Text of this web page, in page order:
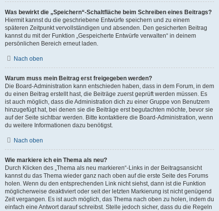
Was bewirkt die „Speichern“-Schaltfläche beim Schreiben eines Beitrags?
Hiermit kannst du die geschriebene Entwürfe speichern und zu einem
späteren Zeitpunkt vervollständigen und absenden. Den gesicherten Beitrag
kannst du mit der Funktion „Gespeicherte Entwürfe verwalten“ in deinem
persönlichen Bereich erneut laden.
Nach oben
Warum muss mein Beitrag erst freigegeben werden?
Die Board-Administration kann entschieden haben, dass in dem Forum, in dem
du einen Beitrag erstellt hast, die Beiträge zuerst geprüft werden müssen. Es
ist auch möglich, dass die Administration dich zu einer Gruppe von Benutzern
hinzugefügt hat, bei denen sie die Beiträge erst begutachten möchte, bevor sie
auf der Seite sichtbar werden. Bitte kontaktiere die Board-Administration, wenn
du weitere Informationen dazu benötigst.
Nach oben
Wie markiere ich ein Thema als neu?
Durch Klicken des „Thema als neu markieren“-Links in der Beitragsansicht
kannst du das Thema wieder ganz nach oben auf die erste Seite des Forums
holen. Wenn du den entsprechenden Link nicht siehst, dann ist die Funktion
möglicherweise deaktiviert oder seit der letzten Markierung ist nicht genügend
Zeit vergangen. Es ist auch möglich, das Thema nach oben zu holen, indem du
einfach eine Antwort darauf schreibst. Stelle jedoch sicher, dass du die Regeln